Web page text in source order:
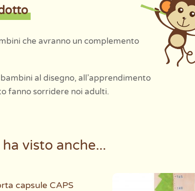
che avranno un complemento
al disegno, all’apprendimento
fanno sorridere noi adulti.
visto anche...
capsule CAPS